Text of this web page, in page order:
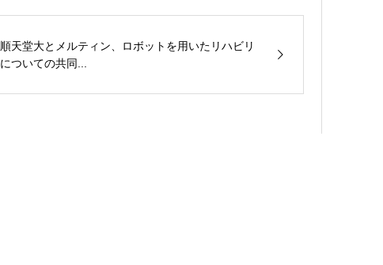
順天堂大とメルティン、ロボットを用いたリハビリ
についての共同...